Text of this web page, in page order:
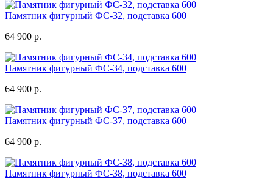
Памятник фигурный ФС-32, подставка 600
64 900 р.
Памятник фигурный ФС-34, подставка 600
64 900 р.
Памятник фигурный ФС-37, подставка 600
64 900 р.
Памятник фигурный ФС-38, подставка 600